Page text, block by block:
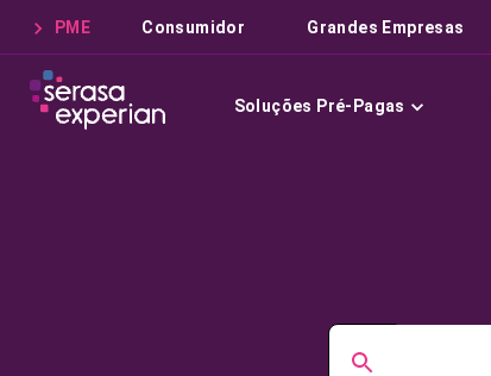
PME Consumidor Grandes Empresas
Soluções Pré-Pagas